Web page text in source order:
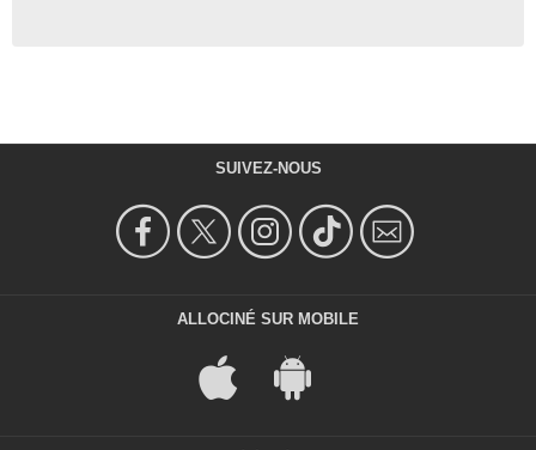
SUIVEZ-NOUS
ALLOCINÉ SUR MOBILE